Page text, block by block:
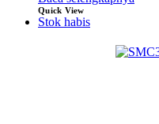
Quick View
Stok habis